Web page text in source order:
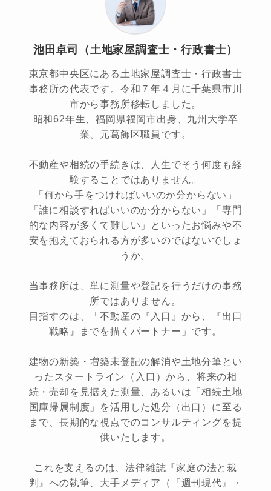
池田卓司（土地家屋調査士・行政書士）
東京都中央区にある土地家屋調査士・行政書士
事務所の代表です。令和７年４月に千葉県市川
市から事務所移転しました。
昭和62年生、福岡県福岡市出身、九州大学卒
業、元葛飾区職員です。
不動産や相続の手続きは、人生でそう何度も経
験することではありません。
「何から手をつければいいのか分からない」
「誰に相談すればいいのか分からない」「専門
的な内容が多くて難しい」といったお悩みや不
安を抱えておられる方が多いのではないでしょ
うか。
当事務所は、単に測量や登記を行うだけの事務
所ではありません。
目指すのは、「不動産の『入口』から、『出口
戦略』までを描くパートナー」です。
建物の新築・増築未登記の解消や土地分筆とい
ったスタートライン（入口）から、将来の相
続・売却を見据えた測量、あるいは「相続土地
国庫帰属制度」を活用した処分（出口）に至る
まで、長期的な視点でのコンサルティングを提
供いたします。
これを支えるのは、法律雑誌『家庭の法と裁
判』への執筆、大手メディア（『週刊現代』・